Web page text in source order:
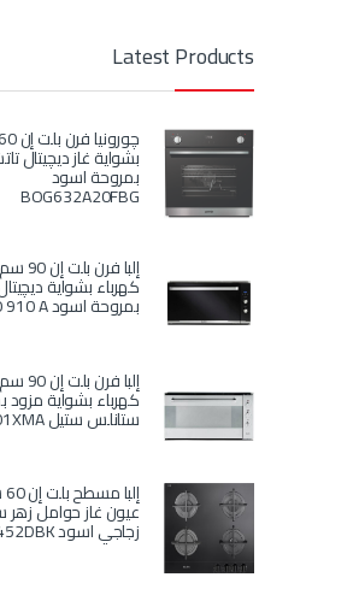
Latest Products
بشواية غاز ديچيتال
بمروحة اسود
BOG632A20FBG
كهرباء بشواية
بمروحة اسود ELIO 910 A
كهرباء بشواية مزود
ستانلس ستيل E102-501XMA
عيون غاز حوامل
زجاجي اسود E41-452DBK